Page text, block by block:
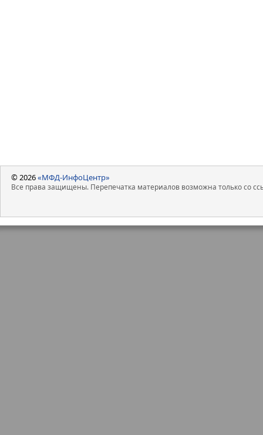
© 2026«МФД-ИнфоЦентр»
Все права защищены. Перепечатка материалов возможна только со